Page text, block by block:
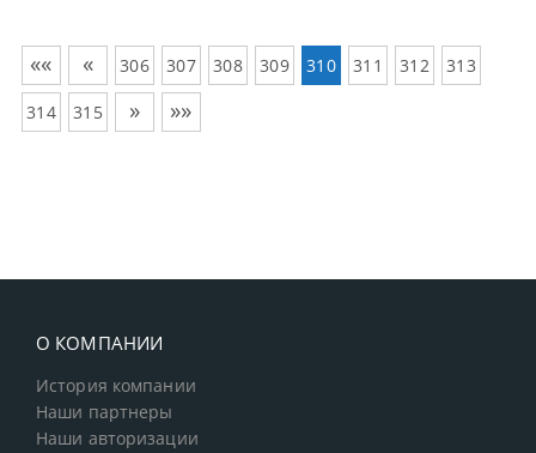
«« « 306 307 308 309 310 311 312 313
314 315 » »»
О КОМПАНИИ
История компании
Наши партнеры
Наши авторизации